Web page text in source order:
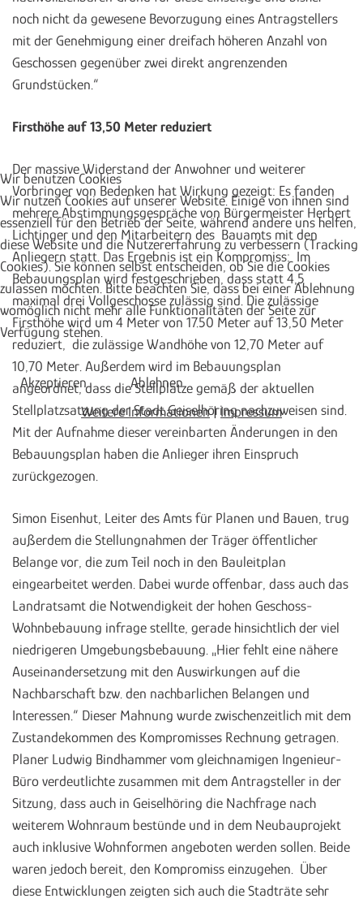
noch nicht da gewesene Bevorzugung eines Antragstellers
mit der Genehmigung einer dreifach höheren Anzahl von
Geschossen gegenüber zwei direkt angrenzenden
Grundstücken.“
Firsthöhe auf 13,50 Meter reduziert
Der massive Widerstand der Anwohner und weiterer
Vorbringer von Bedenken hat Wirkung gezeigt: Es fanden
mehrere Abstimmungsgespräche von Bürgermeister Herbert
Lichtinger und den Mitarbeitern des Bauamts mit den
Anliegern statt. Das Ergebnis ist ein Kompromiss: Im
Bebauungsplan wird festgeschrieben, dass statt 4,5
maximal drei Vollgeschosse zulässig sind. Die zulässige
Firsthöhe wird um 4 Meter von 17.50 Meter auf 13,50 Meter
reduziert, die zulässige Wandhöhe von 12,70 Meter auf
10,70 Meter. Außerdem wird im Bebauungsplan
angeordnet, dass die Stellplätze gemäß der aktuellen
Stellplatzsatzung der Stadt Geiselhöring nachzuweisen sind.
Mit der Aufnahme dieser vereinbarten Änderungen in den
Bebauungsplan haben die Anlieger ihren Einspruch
zurückgezogen.
Simon Eisenhut, Leiter des Amts für Planen und Bauen, trug
außerdem die Stellungnahmen der Träger öffentlicher
Belange vor, die zum Teil noch in den Bauleitplan
eingearbeitet werden. Dabei wurde offenbar, dass auch das
Landratsamt die Notwendigkeit der hohen Geschoss-
Wohnbebauung infrage stellte, gerade hinsichtlich der viel
niedrigeren Umgebungsbebauung. „Hier fehlt eine nähere
Auseinandersetzung mit den Auswirkungen auf die
Nachbarschaft bzw. den nachbarlichen Belangen und
Interessen.“ Dieser Mahnung wurde zwischenzeitlich mit dem
Zustandekommen des Kompromisses Rechnung getragen.
Planer Ludwig Bindhammer vom gleichnamigen Ingenieur-
Büro verdeutlichte zusammen mit dem Antragsteller in der
Sitzung, dass auch in Geiselhöring die Nachfrage nach
weiterem Wohnraum bestünde und in dem Neubauprojekt
auch inklusive Wohnformen angeboten werden sollen. Beide
waren jedoch bereit, den Kompromiss einzugehen. Über
diese Entwicklungen zeigten sich auch die Stadträte sehr
Wir benutzen Cookies
Wir nutzen Cookies auf unserer Website. Einige von ihnen sind
essenziell für den Betrieb der Seite, während andere uns helfen,
diese Website und die Nutzererfahrung zu verbessern (Tracking
Cookies). Sie können selbst entscheiden, ob Sie die Cookies
zulassen möchten. Bitte beachten Sie, dass bei einer Ablehnung
womöglich nicht mehr alle Funktionalitäten der Seite zur
Verfügung stehen.
Akzeptieren
Ablehnen
Weitere Informationen|Impressum